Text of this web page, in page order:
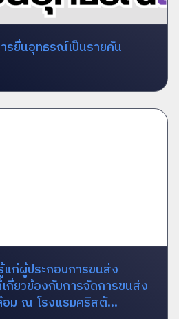
รยื่นอุทธรณ์เป็นรายคัน
แก่ผู้ประกอบการขนส่ง
กี่ยวข้องกับการจัดการขนส่ง
อม ณ โรงแรมคริสตั...